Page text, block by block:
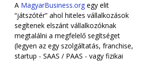
A MagyarBusiness.org egy elit
“játszótér” ahol hiteles vállalkozások
segítenek elszánt vállalkozóknak
megtalálni a megfelelő segítséget
(legyen az egy szolgáltatás, franchise,
startup - SAAS / PAAS - vagy fizikai